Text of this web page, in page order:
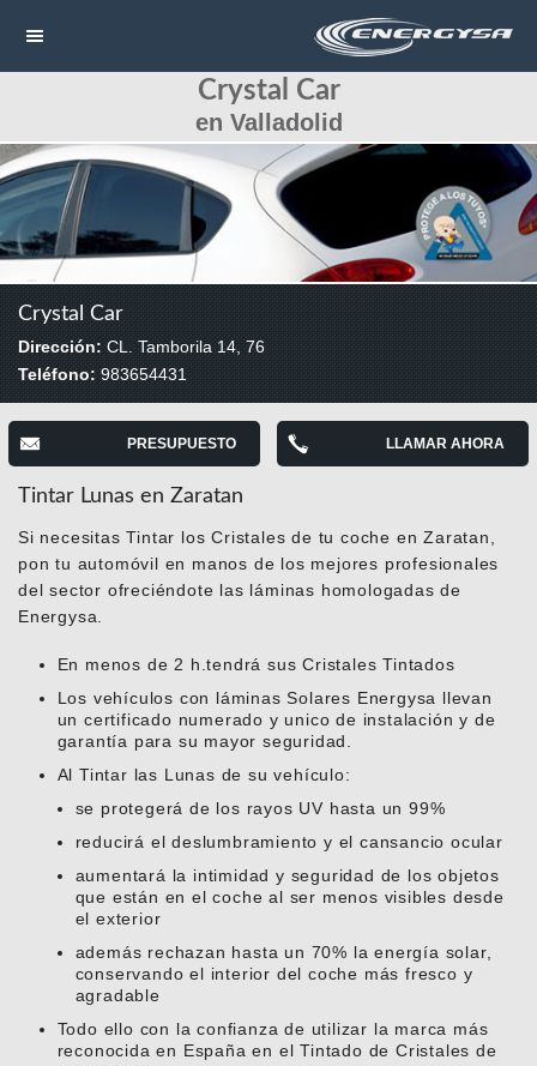
HOME
CONTACTAR
LLAMAR
Crystal Car
en Valladolid
Crystal Car
Dirección: CL. Tamborila 14, 76
Teléfono:983654431
PRESUPUESTO LLAMAR AHORA
Tintar Lunas en Zaratan
Si necesitas Tintar los Cristales de tu coche en Zaratan,
pon tu automóvil en manos de los mejores profesionales
del sector ofreciéndote las láminas homologadas de
Energysa.
En menos de 2 h.tendrá sus Cristales Tintados
Los vehículos con láminas Solares Energysa llevan
un certificado numerado y unico de instalación y de
garantía para su mayor seguridad.
Al Tintar las Lunas de su vehículo:
se protegerá de los rayos UV hasta un 99%
reducirá el deslumbramiento y el cansancio ocular
aumentará la intimidad y seguridad de los objetos
que están en el coche al ser menos visibles desde
el exterior
además rechazan hasta un 70% la energía solar,
conservando el interior del coche más fresco y
agradable
Todo ello con la confianza de utilizar la marca más
reconocida en España en el Tintado de Cristales de